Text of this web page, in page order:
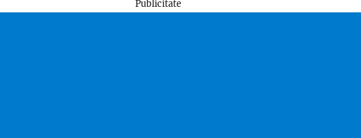
Publicitate